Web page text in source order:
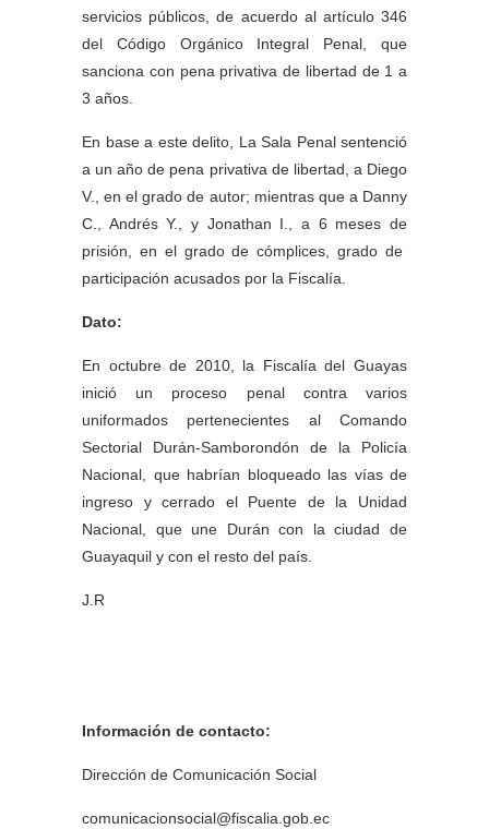
servicios públicos, de acuerdo al artículo 346
del Código Orgánico Integral Penal, que
sanciona con pena privativa de libertad de 1 a
3 años.
En base a este delito, La Sala Penal sentenció
a un año de pena privativa de libertad, a Diego
V., en el grado de autor; mientras que a Danny
C., Andrés Y., y Jonathan I., a 6 meses de
prisión, en el grado de cómplices, grado de
participación acusados por la Fiscalía.
Dato:
En octubre de 2010, la Fiscalía del Guayas
inició un proceso penal contra varios
uniformados pertenecientes al Comando
Sectorial Durán-Samborondón de la Policía
Nacional, que habrían bloqueado las vías de
ingreso y cerrado el Puente de la Unidad
Nacional, que une Durán con la ciudad de
Guayaquil y con el resto del país.
J.R
Información de contacto:
Dirección de Comunicación Social
comunicacionsocial@fiscalia.gob.ec